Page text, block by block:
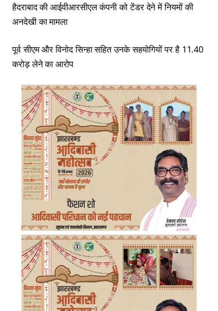
हैदराबाद की आईवीआरसीएल कंपनी को टेंडर देने में नियमों की
अनदेखी का मामला
पूर्व सीएम और विनोद सिन्हा सहित उनके सहयोगियों पर है 11.40
करोड़ लेने का आरोप